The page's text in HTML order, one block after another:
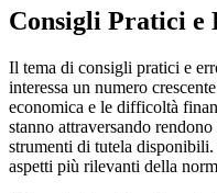
Consigli Pratici
Il tema di consigli pratici e
interessa un numero
economica e le difficoltà
stanno attraversando
strumenti di tutela
aspetti più rilevanti della